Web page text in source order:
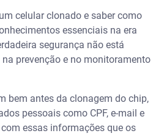
celular clonado e saber como
essenciais na era
segurança não está
prevenção e no monitoramento
bem antes da clonagem do chip,
pessoais como CPF, e-mail e
essas informações que os